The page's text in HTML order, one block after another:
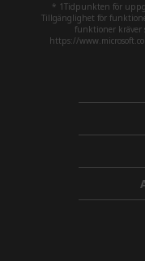
* 1Tidpunkten för
Tillgänglighet för
funktioner kräver
https://